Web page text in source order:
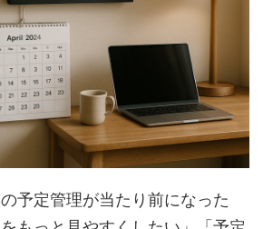
予定管理が当たり前になった